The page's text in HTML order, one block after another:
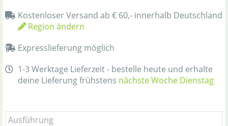
Kostenloser Versand ab € 60,- innerhalb Deutschland
Region ändern
Expresslieferung möglich
1-3 Werktage Lieferzeit - bestelle heute und erhalte
deine Lieferung frühstens nächste Woche Dienstag
Ausführung